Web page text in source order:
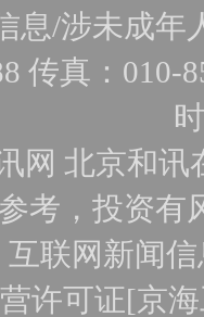
息/涉未成年
传真：010-
网 北京和
考，投资有
互联网新闻
许可证[京